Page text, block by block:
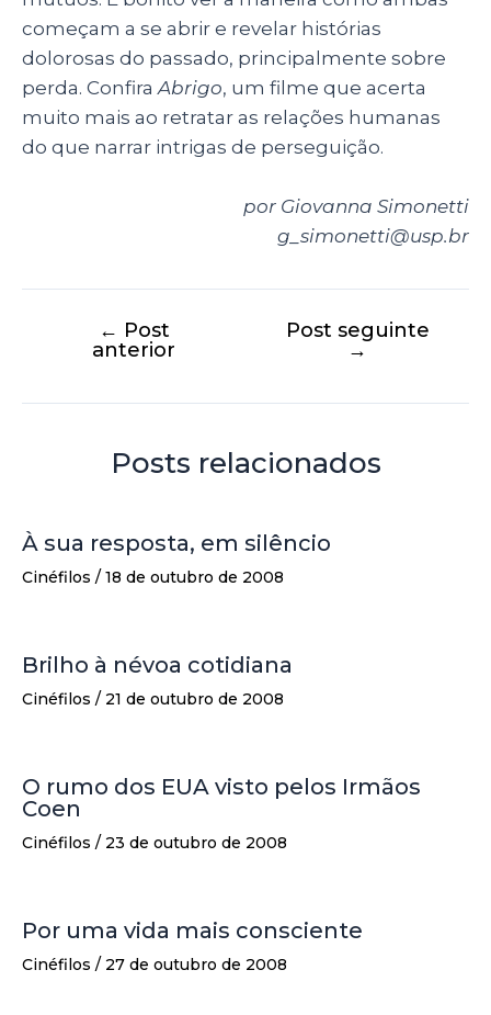
começam a se abrir e revelar histórias
dolorosas do passado, principalmente sobre
perda. Confira Abrigo, um filme que acerta
muito mais ao retratar as relações humanas
do que narrar intrigas de perseguição.
por Giovanna Simonetti
g_simonetti@usp.br
← Post
anterior
Post seguinte
→
Posts relacionados
À sua resposta, em silêncio
Cinéfilos / 18 de outubro de 2008
Brilho à névoa cotidiana
Cinéfilos / 21 de outubro de 2008
O rumo dos EUA visto pelos Irmãos
Coen
Cinéfilos / 23 de outubro de 2008
Por uma vida mais consciente
Cinéfilos / 27 de outubro de 2008